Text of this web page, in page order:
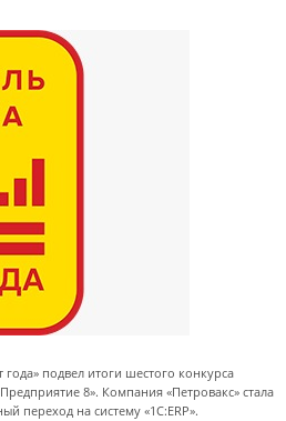
подвел итоги шестого конкурса
8». Компания «Петровакс» стала
переход на систему «1С:ERP».